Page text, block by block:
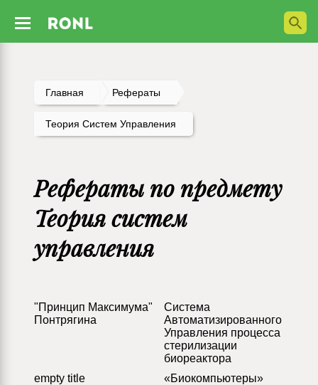
Главная Рефераты
Теория Систем Управления
Рефераты по предмету
Теория систем
управления
"Принцип Максимума"
Понтрягина
Cистема
Автоматизированного
Управления процесса
стерилизации
биореактора
empty title
«Биокомпьютеры»